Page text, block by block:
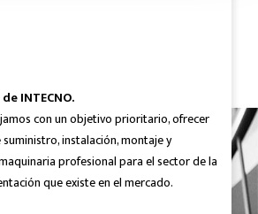
INTECNO.
con un objetivo prioritario, ofrecer
instalación, montaje y
profesional para el sector de la
que existe en el mercado.